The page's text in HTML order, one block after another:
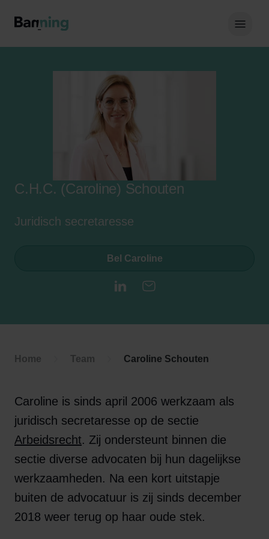
C.H.C. (Caroline) Schouten
Juridisch secretaresse
Bel Caroline
LinkedInE-mail
Home Team Caroline Schouten
Caroline is sinds april 2006 werkzaam als
juridisch secretaresse op de sectie
Arbeidsrecht. Zij ondersteunt binnen die
sectie diverse advocaten bij hun dagelijkse
werkzaamheden. Na een kort uitstapje
buiten de advocatuur is zij sinds december
2018 weer terug op haar oude stek.